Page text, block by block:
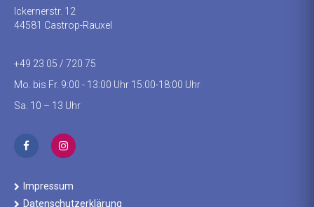
Ickernerstr. 12
44581 Castrop-Rauxel
+49 23 05 / 720 75
Mo. bis Fr. 9:00 - 13:00 Uhr 15:00-18:00 Uhr
Sa. 10 – 13 Uhr
Impressum